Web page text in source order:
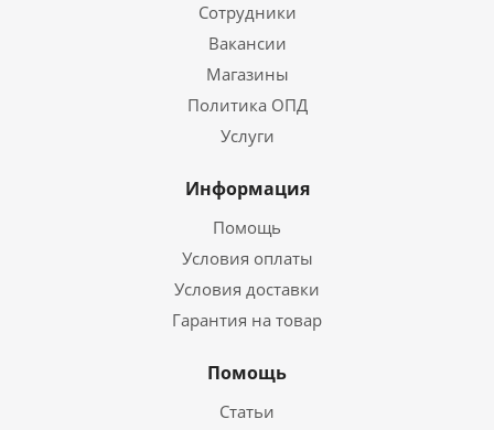
Сотрудники
Вакансии
Магазины
Политика ОПД
Услуги
Информация
Помощь
Условия оплаты
Условия доставки
Гарантия на товар
Помощь
Статьи